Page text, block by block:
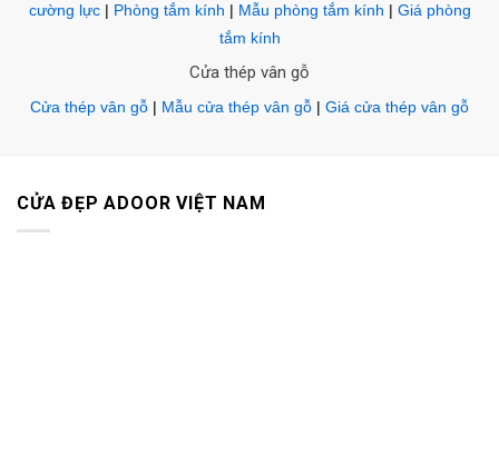
cường lực| Phòng tắm kính | Mẫu phòng tắm kính | Giá phòng
tắm kính
Cửa thép vân gỗ
Cửa thép vân gỗ | Mẫu cửa thép vân gỗ | Giá cửa thép vân gỗ
CỬA ĐẸP ADOOR VIỆT NAM